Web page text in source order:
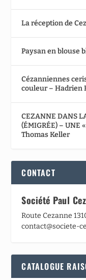
La réception de
Paysan en blouse
Cézanniennes
couleur – Hadrien
CEZANNE DANS
(ÉMIGRÉE) – UNE
Thomas Keller
CONTACT
Société Paul
Route Cezanne
contact@societe-
CATALOGUE